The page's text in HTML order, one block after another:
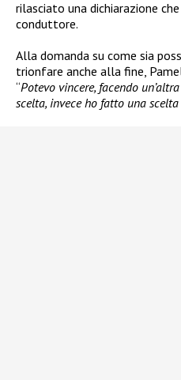
rilasciato una dichiarazione
conduttore.
Alla domanda su come sia
trionfare anche alla fine,
“Potevo vincere, facendo
scelta, invece ho fatto una